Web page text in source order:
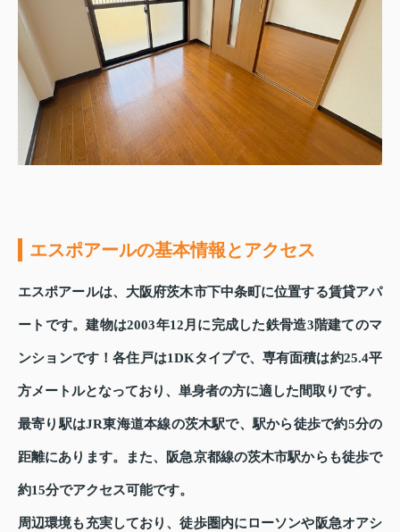
エスポアールの基本情報とアクセス
エスポアールは、大阪府茨木市下中条町に位置する賃貸アパ
ートです。建物は2003年12月に完成した鉄骨造3階建てのマ
ンションです！各住戸は1DKタイプで、専有面積は約25.4平
方メートルとなっており、単身者の方に適した間取りです。
最寄り駅はJR東海道本線の茨木駅で、駅から徒歩で約5分の
距離にあります。また、阪急京都線の茨木市駅からも徒歩で
約15分でアクセス可能です。
周辺環境も充実しており、徒歩圏内にローソンや阪急オアシ